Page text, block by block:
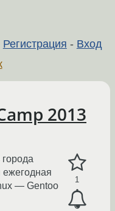
Регистрация - Вход
2013
1
ежегодная
— Gentoo